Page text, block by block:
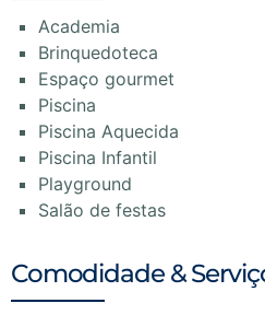
Academia
Brinquedoteca
Espaço gourmet
Piscina
Piscina Aquecida
Piscina Infantil
Playground
Salão de festas
Comodidade &